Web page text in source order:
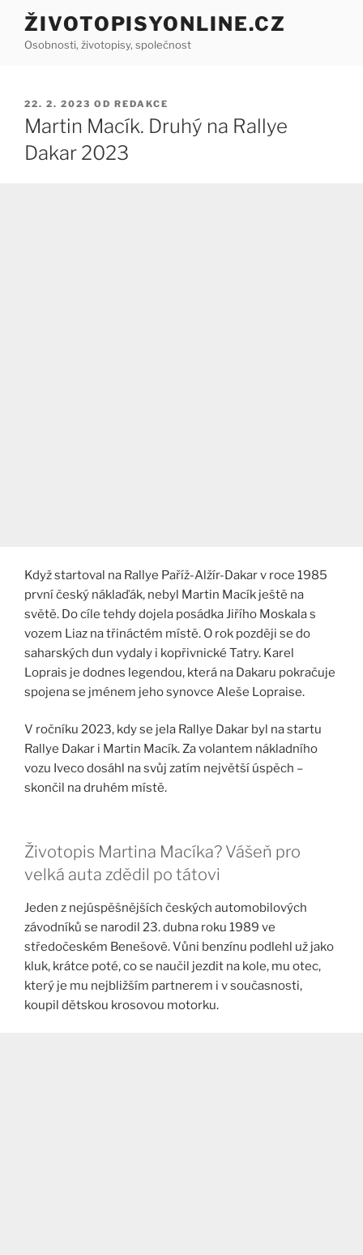
Přejít
obsahu
ŽIVOTOPISYONLINE.CZ
Osobnosti, životopisy, společnost
PUBLIKOVÁNO
22. 2. 2023 OD REDAKCE
Martin Macík. Druhý na Rallye
Dakar 2023
Když startoval na Rallye Paříž-Alžír-Dakar v roce 1985
první český náklaďák, nebyl Martin Macík ještě na
světě. Do cíle tehdy dojela posádka Jiřího Moskala s
vozem Liaz na třináctém místě. O rok později se do
saharských dun vydaly i kopřivnické Tatry. Karel
Loprais je dodnes legendou, která na Dakaru pokračuje
spojena se jménem jeho synovce Aleše Lopraise.
V ročníku 2023, kdy se jela Rallye Dakar byl na startu
Rallye Dakar i Martin Macík. Za volantem nákladního
vozu Iveco dosáhl na svůj zatím největší úspěch –
skončil na druhém místě.
Životopis Martina Macíka? Vášeň pro
velká auta zdědil po tátovi
Jeden z nejúspěšnějších českých automobilových
závodníků se narodil 23. dubna roku 1989 ve
středočeském Benešově. Vůni benzínu podlehl už jako
kluk, krátce poté, co se naučil jezdit na kole, mu otec,
který je mu nejbližším partnerem i v současnosti,
koupil dětskou krosovou motorku.